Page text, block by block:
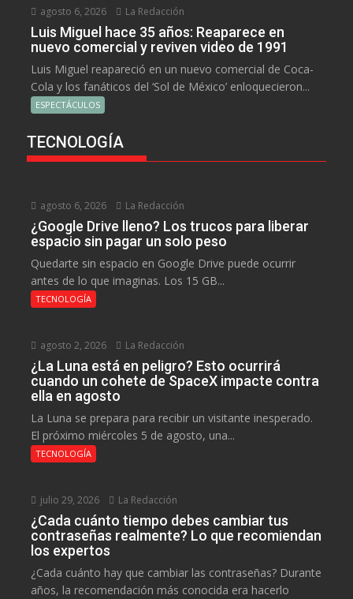
agosto 6, 2026 La Redacción
Luis Miguel hace 35 años: Reaparece en
nuevo comercial y reviven video de 1991
Luis Miguel reapareció en un nuevo comercial de Coca-
Cola y los fanáticos del ‘Sol de México’ enloquecieron...
ESPECTÁCULOS
TECNOLOGÍA
agosto 6, 2026 La Redacción
¿Google Drive lleno? Los trucos para liberar
espacio sin pagar un solo peso
Quedarte sin espacio en Google Drive puede ocurrir
antes de lo que imaginas. Los 15 GB...
TECNOLOGÍA
agosto 2, 2026 La Redacción
¿La Luna está en peligro? Esto ocurrirá
cuando un cohete de SpaceX impacte contra
ella en agosto
La Luna se prepara para recibir un visitante inesperado.
El próximo miércoles 5 de agosto, una...
TECNOLOGÍA
julio 29, 2026 La Redacción
¿Cada cuánto tiempo debes cambiar tus
contraseñas realmente? Lo que recomiendan
los expertos
¿Cada cuánto hay que cambiar las contraseñas? Durante
años, la recomendación más conocida era hacerlo